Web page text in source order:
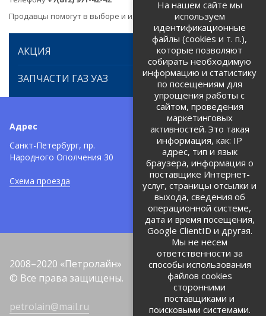
Продавцы помогут в выборе и идентификации товара.
АКЦИЯ
ЗАПЧАСТИ ГАЗ УАЗ
Адрес
Санкт-Петербург, пр.
Народного Ополчения 30
Схема проезда
Телефоны:
+7 (812) 971-42-42
Политика об обработке и
защите персональных данных
Соглашение на обработку
персональных данных
2008–2020 «Петролайн»
© Все права защищены.
petrolain@mail.ru
На нашем сайте мы
используем
идентификационные
файлы (cookies и т. п.),
которые позволяют
собирать необходимую
информацию и статистику
по посещениям для
упрощения работы с
сайтом, проведения
маркетинговых
активностей. Это такая
информация, как: IP
адрес, тип и язык
браузера, информация о
поставщике Интернет-
услуг, страницы отсылки и
выхода, сведения об
операционной системе,
дата и время посещения,
Google ClientID и другая.
Мы не несем
ответственности за
способы использования
файлов cookies
сторонними
поставщиками и
поисковыми системами.